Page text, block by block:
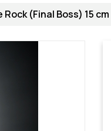
(Final Boss) 15 cm